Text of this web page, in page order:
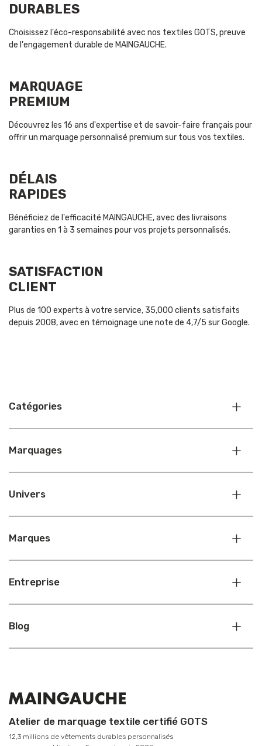
DURABLES
Choisissez l'éco-responsabilité avec nos textiles GOTS, preuve
de l'engagement durable de MAINGAUCHE.
MARQUAGE
PREMIUM
Découvrez les 16 ans d'expertise et de savoir-faire français pour
offrir un marquage personnalisé premium sur tous vos textiles.
DÉLAIS
RAPIDES
Bénéficiez de l'efficacité MAINGAUCHE, avec des livraisons
garanties en 1 à 3 semaines pour vos projets personnalisés.
SATISFACTION
CLIENT
Plus de 100 experts à votre service, 35,000 clients satisfaits
depuis 2008, avec en témoignage une note de 4,7/5 sur Google.
Catégories
Marquages
Univers
Marques
Entreprise
Blog
Atelier de marquage textile certifié GOTS
12,3 millions de vêtements durables personnalisés